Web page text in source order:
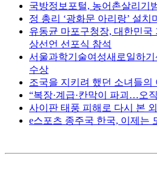
국방정보포털, 농어촌살리기
정 총리 ‘광화문 아리랑’ 설치
유동균 마포구청장, 대한민국
상선언 선포식 참석
서울과학기술여성새로일하
수상
조국을 지키려 했던 소녀들의
“복장·계급·칸막이 파괴…오
사이판 태풍 피해로 다시 본
e스포츠 종주국 한국, 이제는